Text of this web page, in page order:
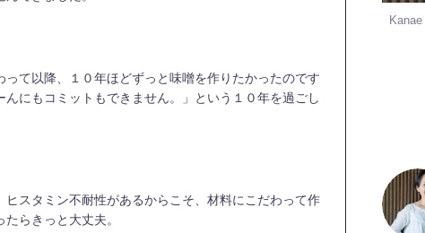
て以降、１０年ほどずっと味噌を作りたかったのです
にもコミットもできません。」という１０年を過ごし
スタミン不耐性があるからこそ、材料にこだわって作
らきっと大丈夫。